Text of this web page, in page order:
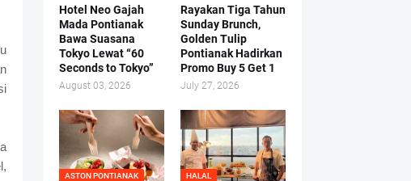
Hotel Neo Gajah
Mada Pontianak
Bawa Suasana
Tokyo Lewat “60
Seconds to Tokyo”
August 03, 2026
Rayakan Tiga Tahun
Sunday Brunch,
Golden Tulip
Pontianak Hadirkan
Promo Buy 5 Get 1
July 27, 2026
ASTON PONTIANAK HALAL